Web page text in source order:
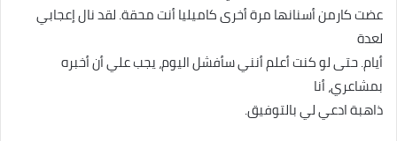
عضت كارمن أسنانها مرة أخرى كاميليا أنت محقة. لقد نال إعجابي
لعدة
أيام. حتى لو كنت أعلم أنني سأفشل اليوم، يجب علي أن أخبره
بمشاعري، أنا
ذاهبة ادعي لي بالتوفيق.